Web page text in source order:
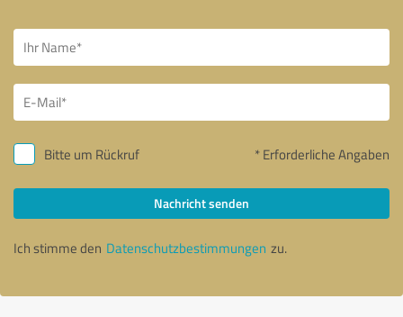
Bitte um Rückruf * Erforderliche Angaben
Nachricht senden
Ich stimme den Datenschutzbestimmungen zu.